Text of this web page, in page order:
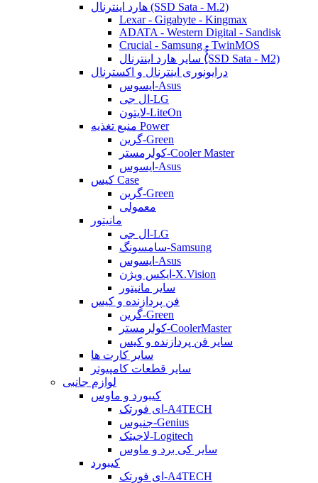
هارد اینترنال (SSD Sata - M.2)
Lexar - Gigabyte - Kingmax
ADATA - Western Digital - Sandisk
Crucial - Samsung - TwinMOS
سایر هارد اینترنال (ُُُِSSD Sata - M2)
درایونوری اینترنال و اکسترنال
ایسوس-Asus
ال جی-LG
لایتون-LiteOn
منبع تغذیه Power
گرین-Green
کولرمستر-Cooler Master
ایسوس-Asus
کیس Case
گرین-Green
معمولی
مانیتور
ال جی-LG
سامسونگ-Samsung
ایسوس-Asus
ایکس ویژن-X.Vision
سایر مانیتور
فن پردازنده و کیس
گرین-Green
کولرمستر-CoolerMaster
سایر فن پردازنده و کیس
سایر کارت ها
سایر قطعات کامپیوتر
لوازم جانبی
کیبورد و ماوس
ای فورتک-A4TECH
جنیوس-Genius
لاجیتک-Logitech
سایر کی برد و ماوس
کیبورد
ای فورتک-A4TECH